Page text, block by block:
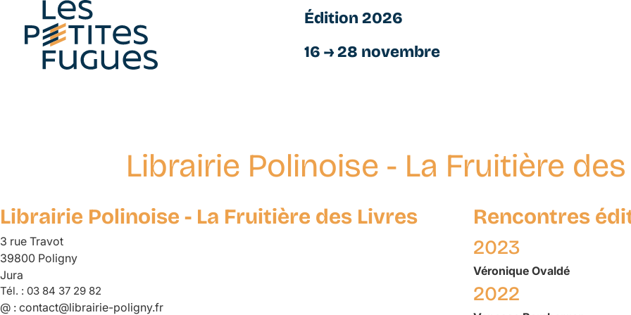
principal
Édition 2026
16 → 28 novembre
Librairie Polinoise - La Fruitière
Librairie Polinoise - La Fruitière des Livres
3 rue Travot
39800 Poligny
Jura
Tél. : 03 84 37 29 82
@ : contact@librairie-poligny.fr
Rencontres
2023
Véronique Ovaldé
2022